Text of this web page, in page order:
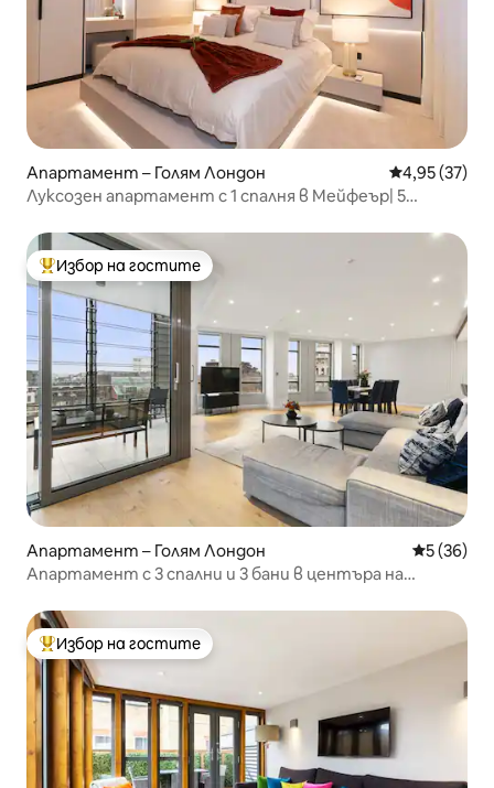
Апартамент – Голям Лондон Средна
4,95 (37)
Луксозен апартамент с 1 спалня в Мейфеър| 5
Най-популярен избор на гостите
Избор на гостите
Апартамент – Голям Лондон Средна
5 (36)
Апартамент с 3 спални и 3 бани в центъра на
Най-популярен избор на гостите
Избор на гостите